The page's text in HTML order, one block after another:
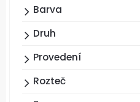
Barva
Druh
Provedení
Rozteč